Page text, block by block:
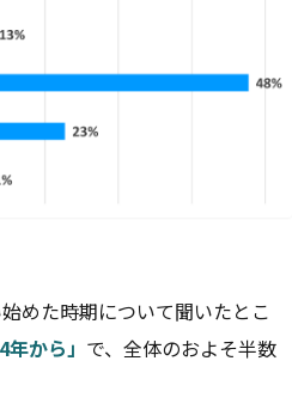
めた時期について聞いたとこ
から」 で、全体のおよそ半数